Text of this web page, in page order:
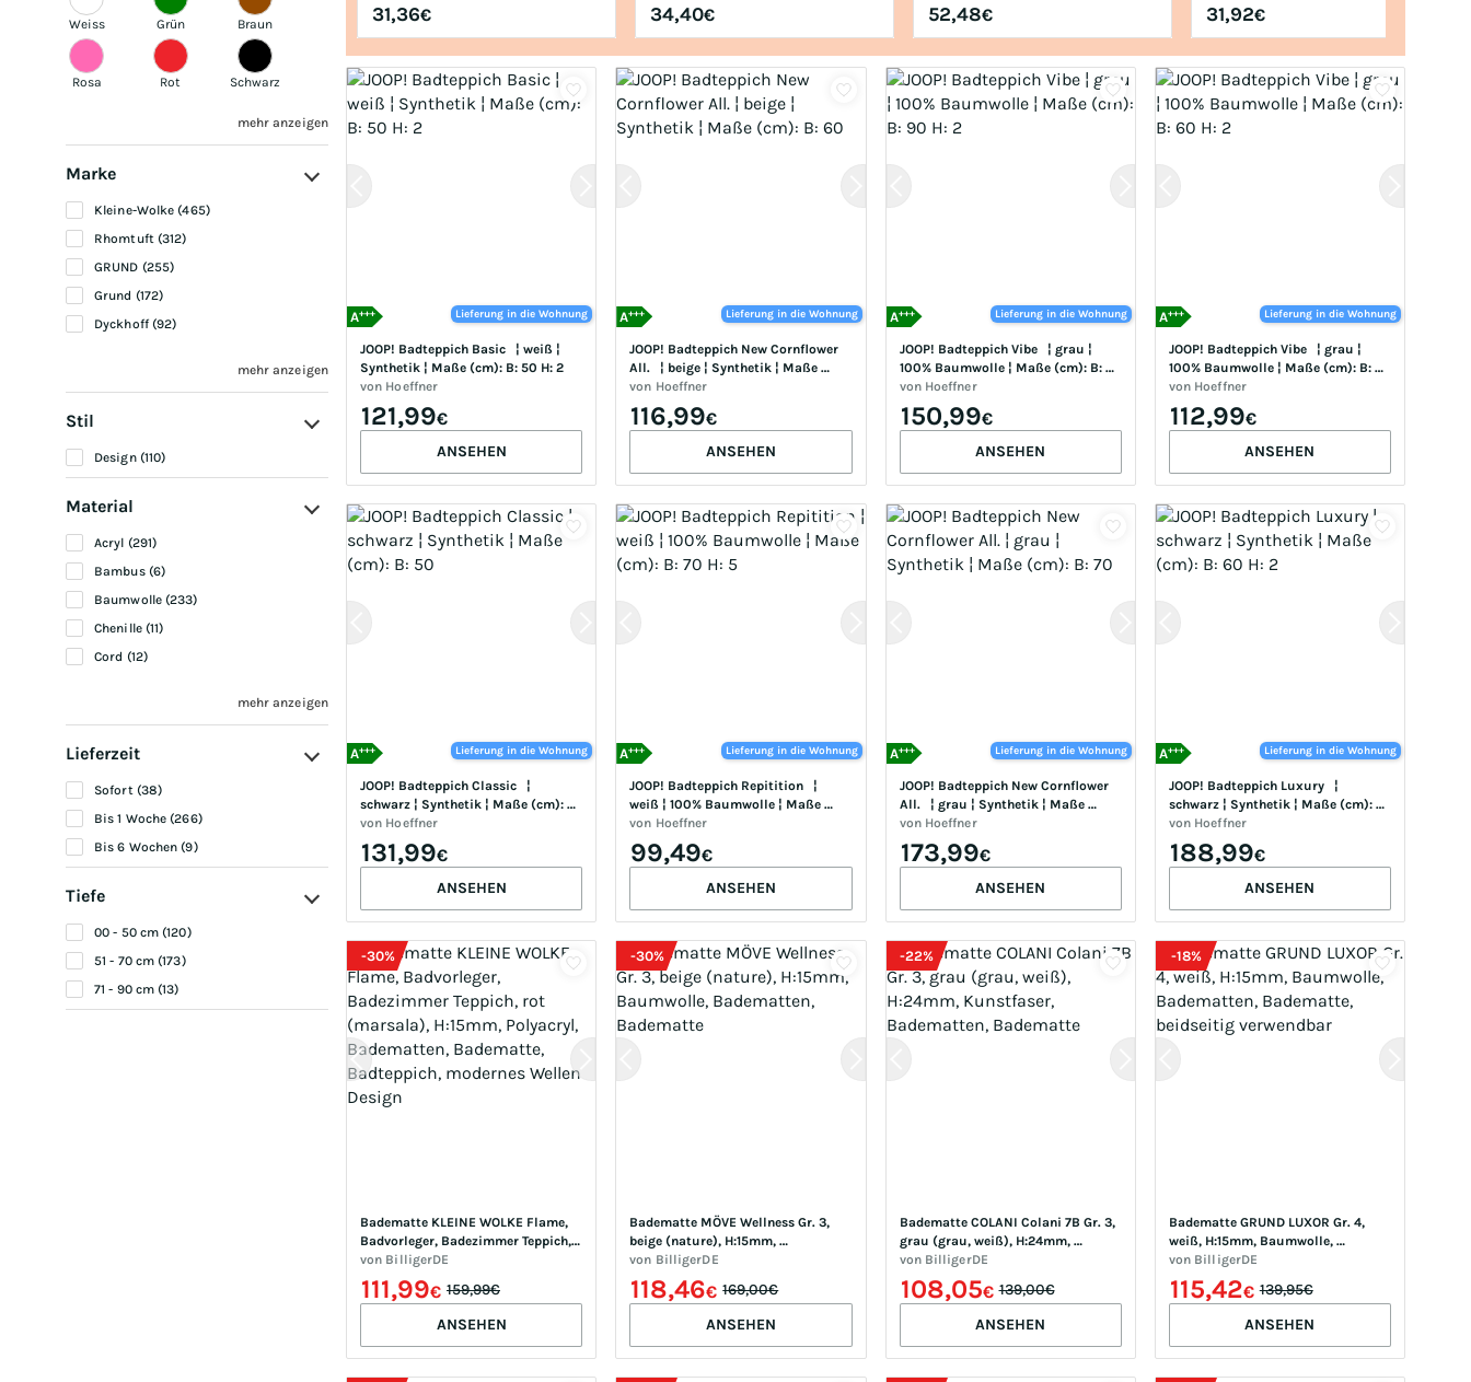
Weiss Grün Braun
Rosa Rot Schwarz
mehr anzeigen
Marke
Kleine-Wolke (465)
Rhomtuft (312)
GRUND (255)
Grund (172)
Dyckhoff (92)
mehr anzeigen
Stil
Design (110)
Material
Acryl (291)
Bambus (6)
Baumwolle (233)
Chenille (11)
Cord (12)
mehr anzeigen
Lieferzeit
Sofort (38)
Bis 1 Woche (266)
Bis 6 Wochen (9)
Tiefe
00 - 50 cm (120)
51 - 70 cm (173)
71 - 90 cm (13)
31,36€ 34,40€ 52,48€ 31,92€
Lieferung in die Wohnung
A+++
JOOP! Badteppich Basic   ¦ weiß ¦
Synthetik ¦ Maße (cm): B: 50 H: 2
von Hoeffner
121,99€
ANSEHEN
Lieferung in die Wohnung
A+++
JOOP! Badteppich New Cornflower
All.   ¦ beige ¦ Synthetik ¦ Maße
(cm): B: 60
von Hoeffner
116,99€
ANSEHEN
Lieferung in die Wohnung
A+++
JOOP! Badteppich Vibe   ¦ grau ¦
100% Baumwolle ¦ Maße (cm): B:
90 H: 2
von Hoeffner
150,99€
ANSEHEN
Lieferung in die Wohnung
A+++
JOOP! Badteppich Vibe   ¦ grau ¦
100% Baumwolle ¦ Maße (cm): B:
60 H: 2
von Hoeffner
112,99€
ANSEHEN
Lieferung in die Wohnung
A+++
JOOP! Badteppich Classic   ¦
schwarz ¦ Synthetik ¦ Maße (cm): B:
50
von Hoeffner
131,99€
ANSEHEN
Lieferung in die Wohnung
A+++
JOOP! Badteppich Repitition   ¦
weiß ¦ 100% Baumwolle ¦ Maße
(cm): B: 70 H: 5
von Hoeffner
99,49€
ANSEHEN
Lieferung in die Wohnung
A+++
JOOP! Badteppich New Cornflower
All.   ¦ grau ¦ Synthetik ¦ Maße
(cm): B: 70
von Hoeffner
173,99€
ANSEHEN
Lieferung in die Wohnung
A+++
JOOP! Badteppich Luxury   ¦
schwarz ¦ Synthetik ¦ Maße (cm): B:
60 H: 2
von Hoeffner
188,99€
ANSEHEN
-30%
Badematte KLEINE WOLKE Flame,
Badvorleger, Badezimmer Teppich,
rot (marsala), H:15mm, Polyacryl,
Badematten, Badematte,
Badteppich, modernes Wellen
von BilligerDE
111,99€ 159,99€
ANSEHEN
-30%
Badematte MÖVE Wellness Gr. 3,
beige (nature), H:15mm,
Baumwolle, Badematten,
Badematte
von BilligerDE
118,46€ 169,00€
ANSEHEN
-22%
Badematte COLANI Colani 7B Gr. 3,
grau (grau, weiß), H:24mm,
Kunstfaser, Badematten,
Badematte
von BilligerDE
108,05€ 139,00€
ANSEHEN
-18%
Badematte GRUND LUXOR Gr. 4,
weiß, H:15mm, Baumwolle,
Badematten, Badematte, beidseitig
verwendbar
von BilligerDE
115,42€ 139,95€
ANSEHEN